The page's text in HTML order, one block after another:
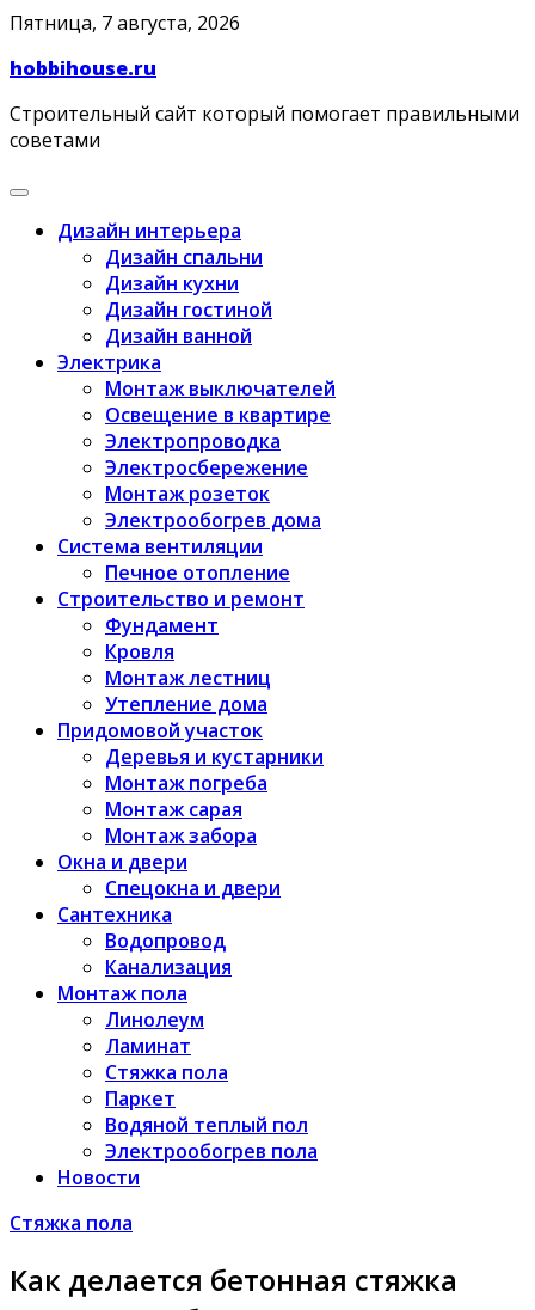
Skip
content
Пятница, 7 августа, 2026
hobbihouse.ru
Строительный сайт который помогает правильными
советами
Дизайн интерьера
Дизайн спальни
Дизайн кухни
Дизайн гостиной
Дизайн ванной
Электрика
Монтаж выключателей
Освещение в квартире
Электропроводка
Электросбережение
Монтаж розеток
Электрообогрев дома
Система вентиляции
Печное отопление
Строительство и ремонт
Фундамент
Кровля
Монтаж лестниц
Утепление дома
Придомовой участок
Деревья и кустарники
Монтаж погреба
Монтаж сарая
Монтаж забора
Окна и двери
Спецокна и двери
Сантехника
Водопровод
Канализация
Монтаж пола
Линолеум
Ламинат
Стяжка пола
Паркет
Водяной теплый пол
Электрообогрев пола
Новости
Стяжка пола
Как делается бетонная стяжка